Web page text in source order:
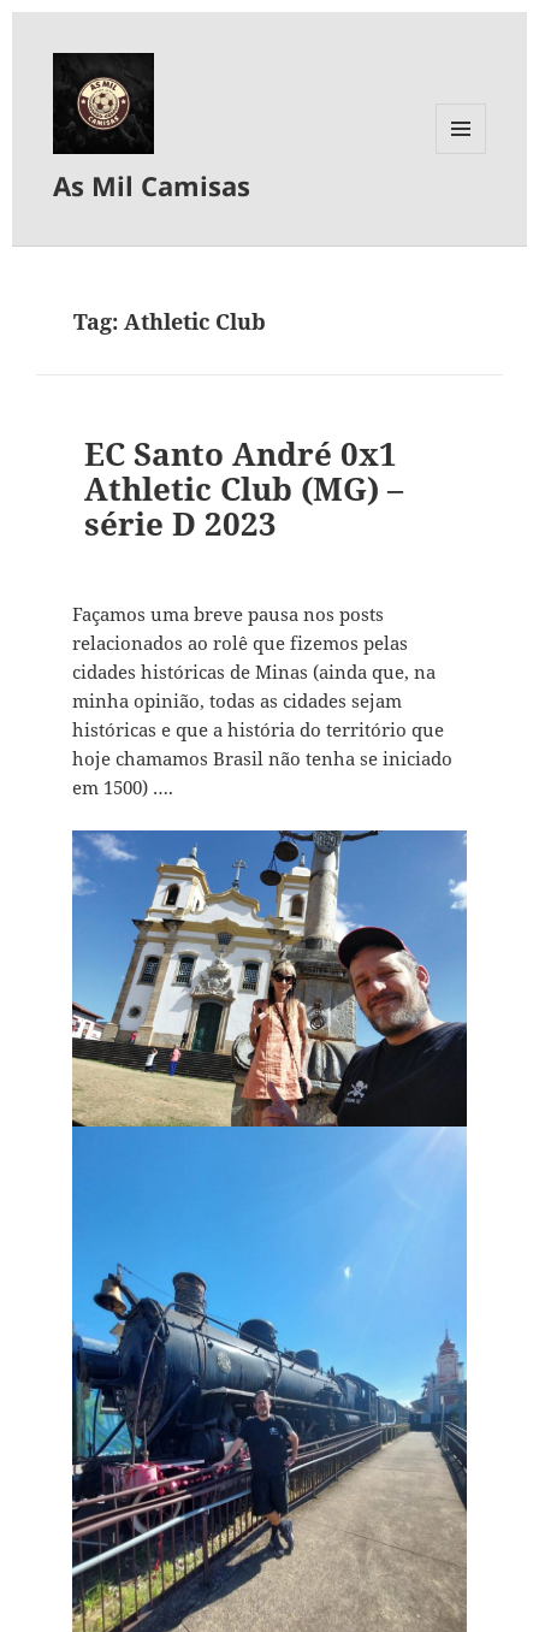
As Mil Camisas
Tag:Athletic Club
EC Santo André 0x1
Athletic Club (MG) –
série D 2023
Façamos uma breve pausa nos posts
relacionados ao rolê que fizemos pelas
cidades históricas de Minas (ainda que, na
minha opinião, todas as cidades sejam
históricas e que a história do território que
hoje chamamos Brasil não tenha se iniciado
em 1500) ….